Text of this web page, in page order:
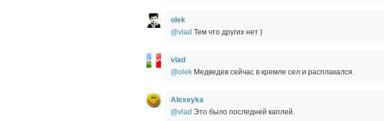
olek
@vlad Тем что других нет )
vlad
@olek Медведев сейчас в кремле сел и расплакался.
Alexeyka
@vlad Это было последней каплей.